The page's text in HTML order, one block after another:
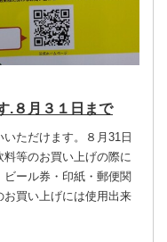
.８月３１日まで
ただけます。８月31日
等のお買い上げの際に
ール券・印紙・郵便関
買い上げには使用出来